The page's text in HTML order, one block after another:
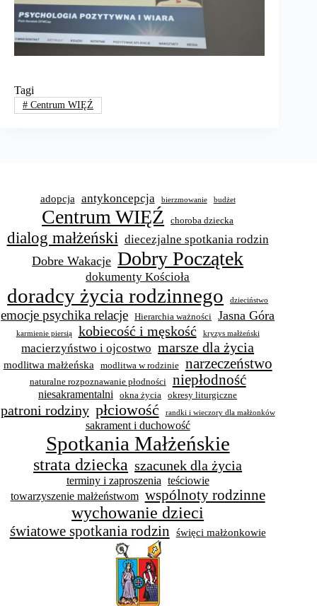
Tagi
#Centrum WIĘŹ
adopcja antykoncepcja bierzmowanie budżet
Centrum WIĘŹ choroba dziecka
dialog małżeński diecezjalne spotkania rodzin
Dobre Wakacje Dobry Początek
dokumenty Kościoła
doradcy życia rodzinnego dzieciństwo
emocje psychika relacje Hierarchia ważności Jasna Góra
karmienie piersią kobiecość i męskość kryzys małżeński
macierzyństwo i ojcostwo marsze dla życia
modlitwa małżeńska modlitwa w rodzinie narzeczeństwo
naturalne rozpoznawanie płodności niepłodność
niesakramentalni okna życia okresy liturgiczne
patroni rodziny płciowość randki i wieczory dla małżonków
sakrament i duchowość
Spotkania Małżeńskie
strata dziecka szacunek dla życia
terminy i zaproszenia teściowie
towarzyszenie małżeństwom wspólnoty rodzinne
wychowanie dzieci
światowe spotkania rodzin święci małżonkowie